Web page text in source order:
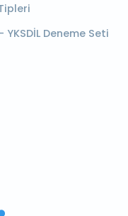
Deneme Seti